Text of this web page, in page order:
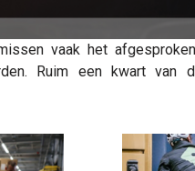
missen vaak het
Ruim een kwart